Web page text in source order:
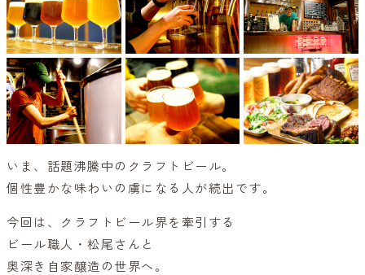
いま、話題沸騰中のクラフトビール。
個性豊かな味わいの虜になる人が続出です。
今回は、クラフトビール界を牽引する
ビール職人・松尾さんと
奥深き自家醸造の世界へ。